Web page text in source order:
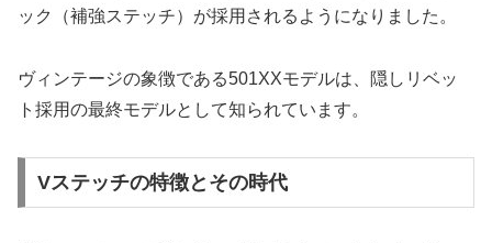
ック（補強ステッチ）が採用されるようになりました。
ヴィンテージの象徴である501XXモデルは、隠しリベッ
ト採用の最終モデルとして知られています。
Vステッチの特徴とその時代